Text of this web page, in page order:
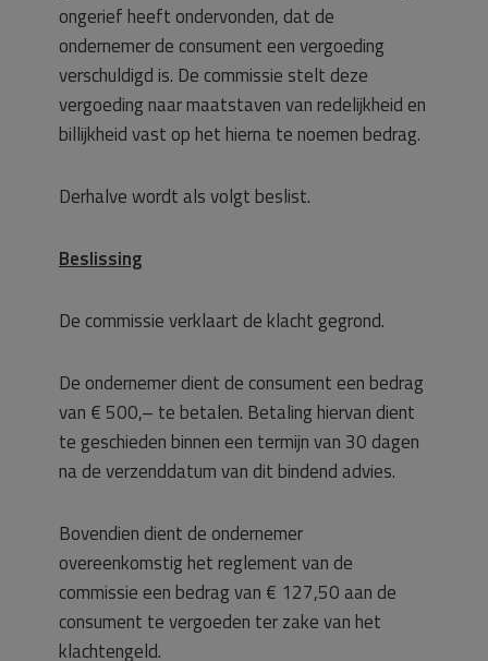
ongerief heeft ondervonden, dat de
ondernemer de consument een vergoeding
verschuldigd is. De commissie stelt deze
vergoeding naar maatstaven van redelijkheid en
billijkheid vast op het hierna te noemen bedrag.
Derhalve wordt als volgt beslist.
Beslissing
De commissie verklaart de klacht gegrond.
De ondernemer dient de consument een bedrag
van € 500,– te betalen. Betaling hiervan dient
te geschieden binnen een termijn van 30 dagen
na de verzenddatum van dit bindend advies.
Bovendien dient de ondernemer
overeenkomstig het reglement van de
commissie een bedrag van € 127,50 aan de
consument te vergoeden ter zake van het
klachtengeld.